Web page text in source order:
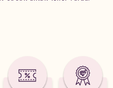
Liontin Berlian Wanita